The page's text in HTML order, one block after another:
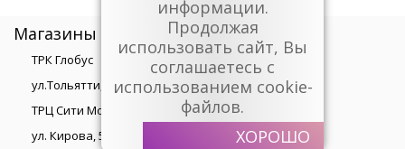
Магазины
ТРК Глобус
ул.Тольятти, 27а (2 этаж)
ТРЦ Сити Молл
ул. Кирова, 55 (4 этаж)
информации.
Продолжая
использовать сайт, Вы
соглашаетесь с
использованием cookie-
файлов.
ХОРОШО